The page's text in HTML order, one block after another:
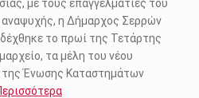
με τους επαγγελματίες του
αναψυχής, η Δήμαρχος Σερρών
το πρωί της Τετάρτης
τα μέλη του νέου
της Ένωσης Καταστημάτων